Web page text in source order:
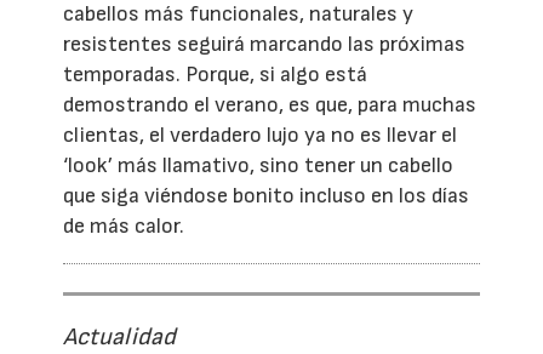
cabellos más funcionales, naturales y
resistentes seguirá marcando las próximas
temporadas. Porque, si algo está
demostrando el verano, es que, para muchas
clientas, el verdadero lujo ya no es llevar el
‘look’ más llamativo, sino tener un cabello
que siga viéndose bonito incluso en los días
de más calor.
Actualidad